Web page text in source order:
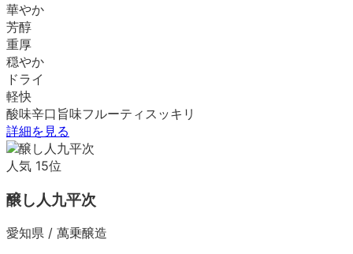
華やか
芳醇
重厚
穏やか
ドライ
軽快
酸味辛口 旨味フルーティ スッキリ
詳細を見る
人気 15位
醸し人九平次
愛知県 / 萬乗醸造